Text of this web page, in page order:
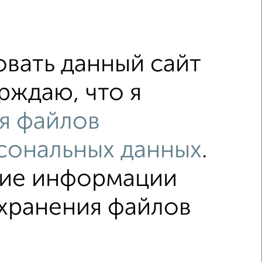
с центральным отоплением
с раздельным санузлом
данный сайт
что я
файлов
данных.
информации
файлов